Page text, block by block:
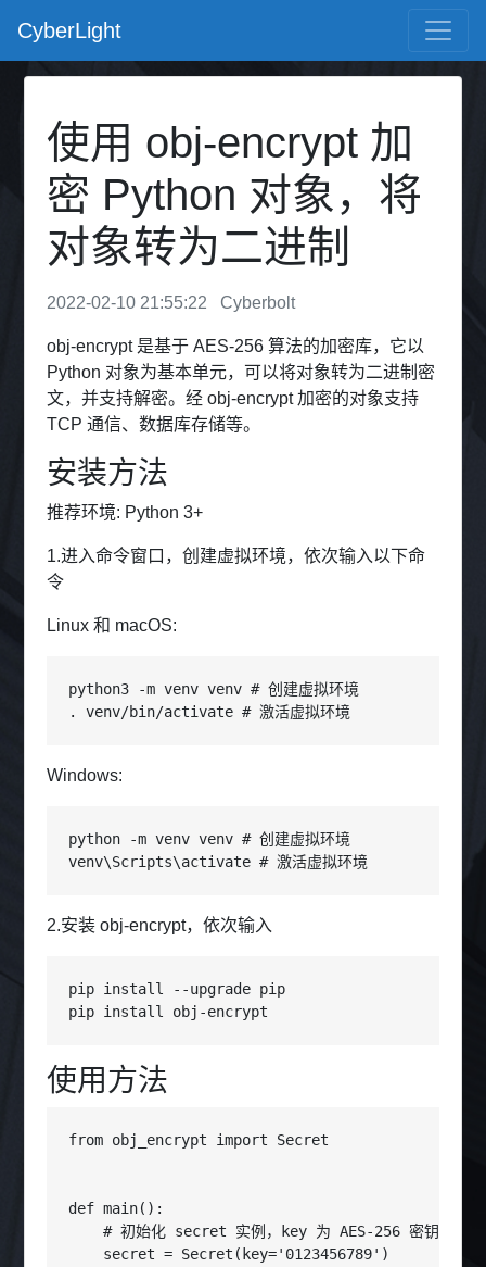
CyberLight
使用 obj-encrypt 加
密 Python 对象，将
对象转为二进制
2022-02-10 21:55:22 Cyberbolt
obj-encrypt 是基于 AES-256 算法的加密库，它以
Python 对象为基本单元，可以将对象转为二进制密
文，并支持解密。经 obj-encrypt 加密的对象支持
TCP 通信、数据库存储等。
安装方法
推荐环境: Python 3+
1.进入命令窗口，创建虚拟环境，依次输入以下命
令
Linux 和 macOS:
python3 -m venv venv # 创建虚拟环境
. venv/bin/activate # 激活虚拟环境
Windows:
python -m venv venv # 创建虚拟环境
venv\Scripts\activate # 激活虚拟环境
2.安装 obj-encrypt，依次输入
pip install --upgrade pip
pip install obj-encrypt
使用方法
from obj_encrypt import Secret
def main():
# 初始化 secret 实例，key 为 AES-256 密钥，最
    secret = Secret(key='0123456789')